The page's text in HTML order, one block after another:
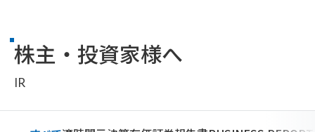
株主・投資家様へ
IR